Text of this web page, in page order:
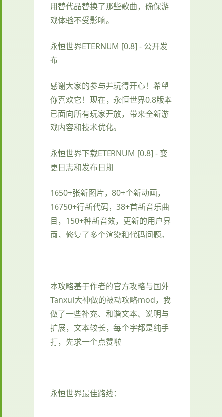
用替代品替换了那些歌曲，确保游
戏体验不受影响。
永恒世界ETERNUM [0.8] - 公开发
布
感谢大家的参与并玩得开心！希望
你喜欢它！现在，永恒世界0.8版本
已面向所有玩家开放，带来全新游
戏内容和技术优化。
永恒世界下载ETERNUM [0.8] - 变
更日志和发布日期
1650+张新图片，80+个新动画，
16750+行新代码，38+首新音乐曲
目，150+种新音效，更新的用户界
面，修复了多个渲染和代码问题。
本攻略基于作者的官方攻略与国外
Tanxui大神做的被动攻略mod，我
做了一些补充、和谐文本、说明与
扩展，文本较长，每个字都是纯手
打，先求一个点赞啦
永恒世界最佳路线：